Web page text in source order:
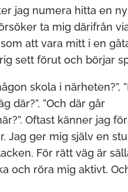
jag numera hitta en
ta mig därifrån
att vara mitt i en
sett förut och börjar
skola i närheten?”,
där?”, ”Och där går
Oftast känner jag
Jag ger mig själv en
För rätt väg är
och röra mig aktivt.